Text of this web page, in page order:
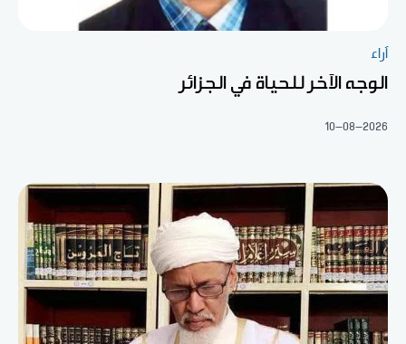
آراء
الوجه الآخر للحياة في الجزائر
10-08-2026